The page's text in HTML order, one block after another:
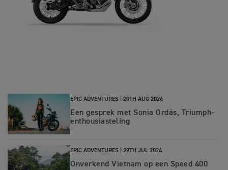
EPIC ADVENTURES | 20TH AUG 2024
Een gesprek met Sonia Ordás, Triumph-
enthousiasteling
EPIC ADVENTURES | 29TH JUL 2024
Onverkend Vietnam op een Speed 400